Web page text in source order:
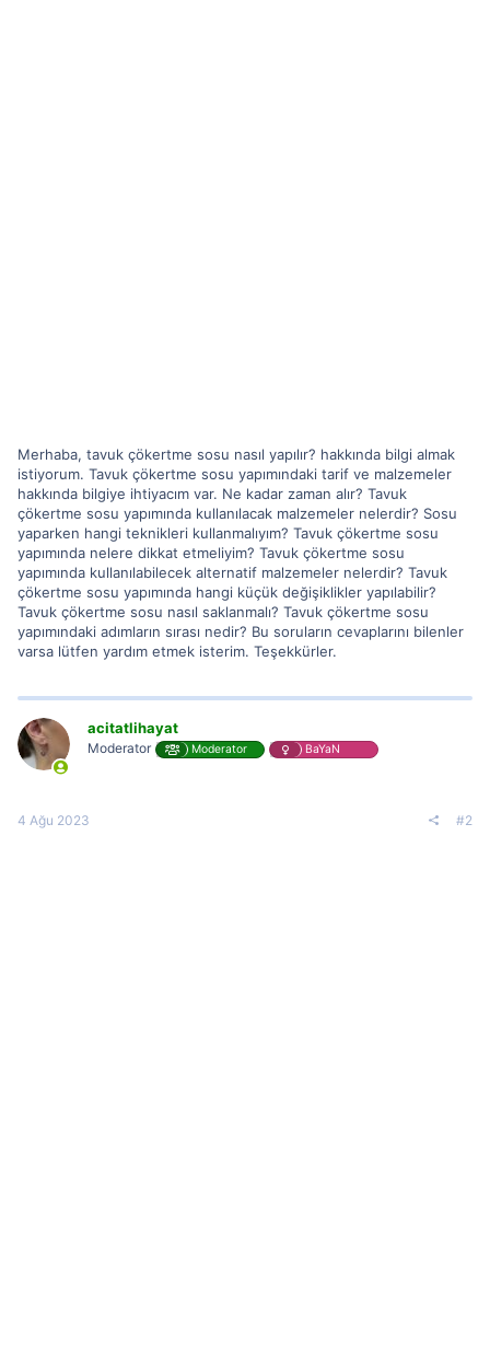
Merhaba, tavuk çökertme sosu nasıl yapılır? hakkında bilgi almak
istiyorum. Tavuk çökertme sosu yapımındaki tarif ve malzemeler
hakkında bilgiye ihtiyacım var. Ne kadar zaman alır? Tavuk
çökertme sosu yapımında kullanılacak malzemeler nelerdir? Sosu
yaparken hangi teknikleri kullanmalıyım? Tavuk çökertme sosu
yapımında nelere dikkat etmeliyim? Tavuk çökertme sosu
yapımında kullanılabilecek alternatif malzemeler nelerdir? Tavuk
çökertme sosu yapımında hangi küçük değişiklikler yapılabilir?
Tavuk çökertme sosu nasıl saklanmalı? Tavuk çökertme sosu
yapımındaki adımların sırası nedir? Bu soruların cevaplarını bilenler
varsa lütfen yardım etmek isterim. Teşekkürler.
acitatlihayat
Moderator Moderator BaYaN
4 Ağu 2023 #2